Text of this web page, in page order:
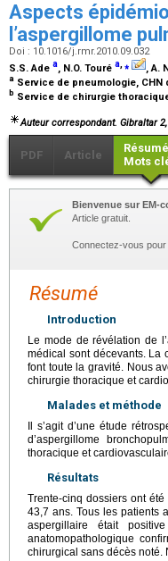
Aspects
l’aspergillome
Doi : 10.1016/j.rmr.2010.09.032
S.S. Ade a, N.O. Touré a,⁎ , A.
a Service de pneumologie, CHN
b Service de chirurgie
Auteur correspondant. Gibraltar
PDF Article
Résumé
Mots
Bienvenue sur EM-
Article gratuit.
Connectez-vous pour
Résumé
Introduction
Le mode de révélation de
médical sont décevants. La
font toute la gravité. Nous
chirurgie thoracique et
Malades et méthode
Il s’agit d’une étude
d’aspergillome
thoracique et
Résultats
Trente-cinq dossiers ont
43,7 ans. Tous les patients
aspergillaire était
anatomopathologique
chirurgical sans décès noté.